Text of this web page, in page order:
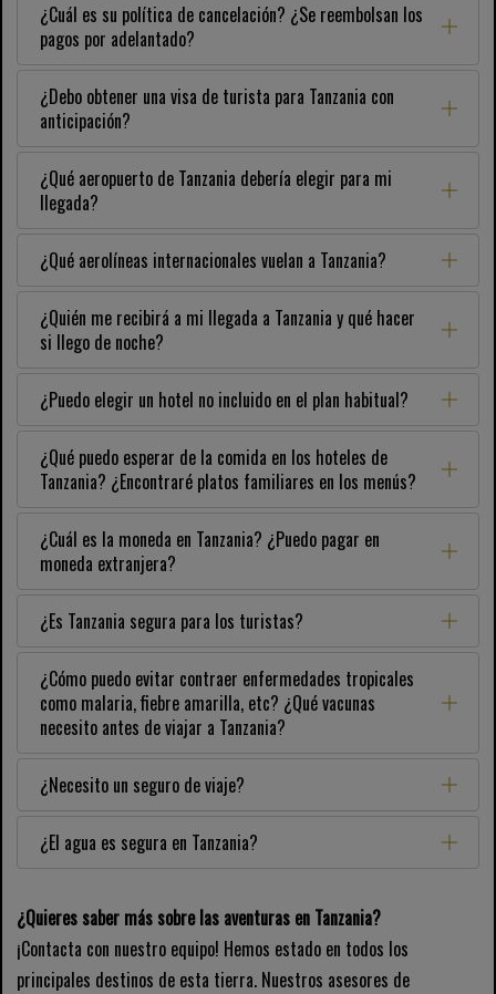
¿Cuál es su política de cancelación? ¿Se reembolsan los
pagos por adelantado?
¿Debo obtener una visa de turista para Tanzania con
anticipación?
¿Qué aeropuerto de Tanzania debería elegir para mi
llegada?
¿Qué aerolíneas internacionales vuelan a Tanzania?
¿Quién me recibirá a mi llegada a Tanzania y qué hacer
si llego de noche?
¿Puedo elegir un hotel no incluido en el plan habitual?
¿Qué puedo esperar de la comida en los hoteles de
Tanzania? ¿Encontraré platos familiares en los menús?
¿Cuál es la moneda en Tanzania? ¿Puedo pagar en
moneda extranjera?
¿Es Tanzania segura para los turistas?
¿Cómo puedo evitar contraer enfermedades tropicales
como malaria, fiebre amarilla, etc? ¿Qué vacunas
necesito antes de viajar a Tanzania?
¿Necesito un seguro de viaje?
¿El agua es segura en Tanzania?
¿Quieres saber más sobre las aventuras en Tanzania?
¡Contacta con nuestro equipo! Hemos estado en todos los
principales destinos de esta tierra. Nuestros asesores de